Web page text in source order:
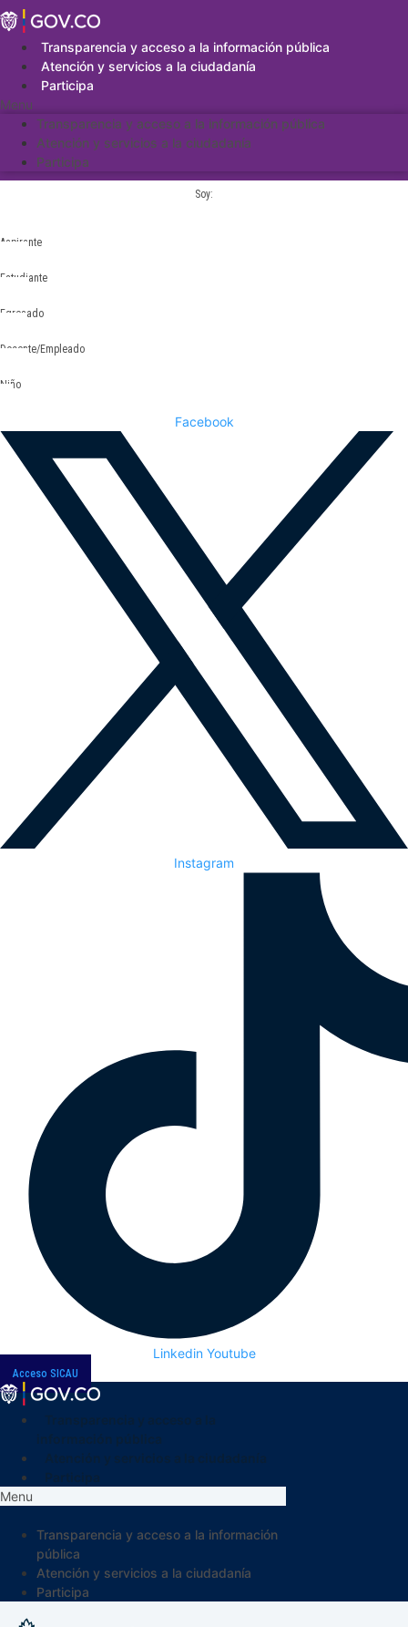
Saltar
al
contenidoTransparencia y acceso a la información pública
Atención y servicios a la ciudadanía
Participa
Menu
Transparencia y acceso a la información pública
Atención y servicios a la ciudadanía
Participa
Soy:
Aspirante
Estudiante
Egresado
Docente/Empleado
Niño
Facebook
Instagram
Linkedin Youtube
Acceso SICAU
Menu
Transparencia y acceso a la información
pública
Atención y servicios a la ciudadanía
Participa